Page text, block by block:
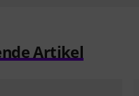
Artikel